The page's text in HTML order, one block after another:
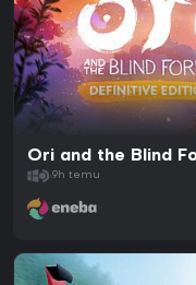
Ori and the Blind
9h temu